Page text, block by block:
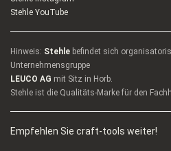
Stehle YouTube
Hinweis: Stehle befindet sich
Unternehmensgruppe
LEUCO AG mit Sitz in Horb.
Stehle ist die Qualitäts-Marke für den
Empfehlen Sie craft-tools weiter!